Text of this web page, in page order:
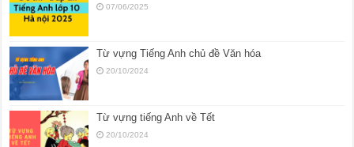
07/06/2025
Từ vựng Tiếng Anh chủ đề Văn hóa
20/10/2024
Từ vựng tiếng Anh về Tết
20/10/2024